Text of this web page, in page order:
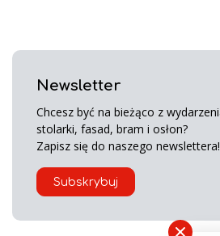
Newsletter
Chcesz być na bieżąco z
stolarki, fasad, bram i osłon?
Zapisz się do naszego newslettera!
Subskrybuj
×